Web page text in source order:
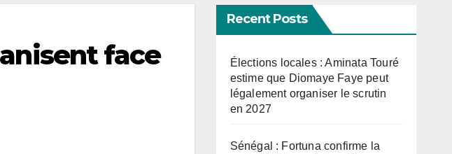
face
Recent Posts
Élections locales : Aminata Touré
estime que Diomaye Faye peut
légalement organiser le scrutin
en 2027
Sénégal : Fortuna confirme la